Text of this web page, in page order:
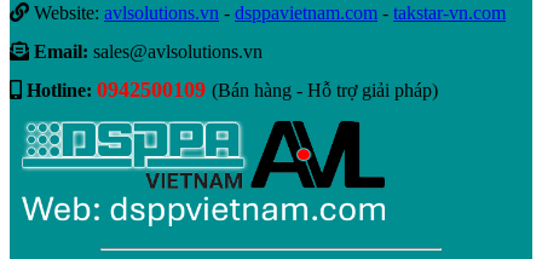
Website: avlsolutions.vn - dsppavietnam.com - takstar-vn.com
Email: sales@avlsolutions.vn
Hotline: 0942500109 (Bán hàng - Hỗ trợ giải pháp)